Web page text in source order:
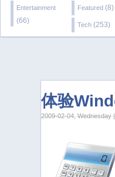
Entertainment
(66)
Featured (8)
Tech (253)
体验
2009-02-04, Wednesday